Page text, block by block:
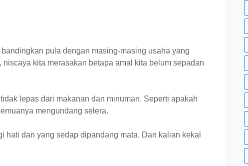
pula dengan masing-masing usaha yang
kita merasakan betapa amal kita belum sepadan
lepas dari makanan dan minuman. Seperti apakah
mengundang selera.
hati dan yang sedap dipandang mata. Dan kalian kekal